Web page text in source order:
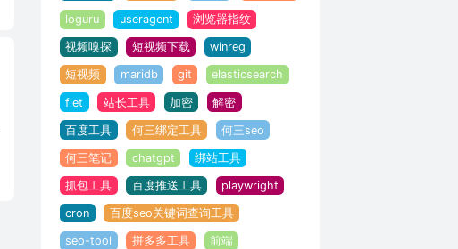
loguru useragent 浏览器指纹
视频嗅探 短视频下载 winreg
短视频 maridb git elasticsearch
flet 站长工具 加密 解密
百度工具 何三绑定工具 何三seo
何三笔记 chatgpt 绑站工具
抓包工具 百度推送工具 playwright
cron 百度seo关键词查询工具
seo-tool 拼多多工具 前端